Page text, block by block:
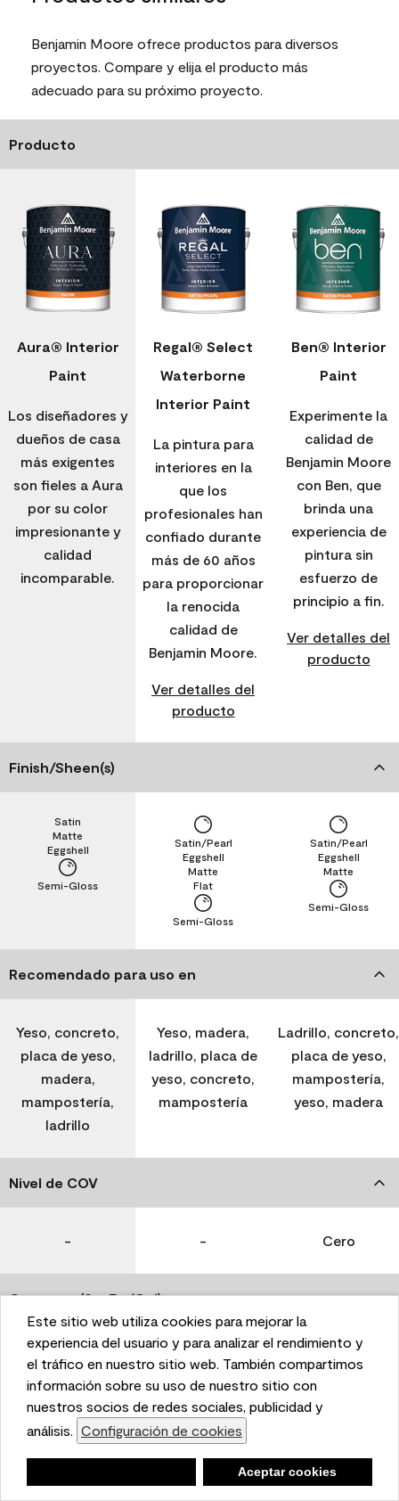
This website uses cookies to enhance user experience
and to analyze performance and traffic on our website.
We also share information about your use of our site
with our social media, advertising, and analytics
partners. Cookie Settings
Accept Cookies
Este sitio web utiliza cookies para mejorar la
experiencia del usuario y para analizar el rendimiento y
el tráfico en nuestro sitio web. También compartimos
información sobre su uso de nuestro sitio con
nuestros socios de redes sociales, publicidad y
análisis. Configuración de cookies
Aceptar cookies
Benjamin Moore ofrece productos para diversos
proyectos. Compare y elija el producto más
adecuado para su próximo proyecto.
Producto
Aura® Interior
Paint
Los diseñadores y
dueños de casa
más exigentes
son fieles a Aura
por su color
impresionante y
calidad
incomparable.
Regal® Select
Waterborne
Interior Paint
La pintura para
interiores en la
que los
profesionales han
confiado durante
más de 60 años
para proporcionar
la renocida
calidad de
Benjamin Moore.
Ver detalles del
producto
Ben® Interior
Paint
Experimente la
calidad de
Benjamin Moore
con Ben, que
brinda una
experiencia de
pintura sin
esfuerzo de
principio a fin.
Ver detalles del
producto
Finish/Sheen(s)
Semi-Gloss
Eggshell
Matte
Satin
Semi-Gloss
Flat
Matte
Eggshell
Satin/Pearl
Semi-Gloss
Matte
Eggshell
Satin/Pearl
Recomendado para uso en
Yeso, concreto,
placa de yeso,
madera,
mampostería,
ladrillo
Yeso, madera,
ladrillo, placa de
yeso, concreto,
mampostería
Ladrillo, concreto,
placa de yeso,
mampostería,
yeso, madera
Nivel de COV
- - Cero
Coverage (Sq. Ft./Gal)
350-400 400-450 400-450
Tiempo de secado
1 hora